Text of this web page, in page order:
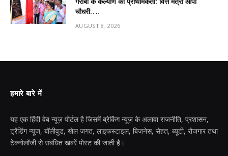
चौधरी….
AUGUST 8, 2026
हमारे बारे में
यह एक हिंदी वेब न्यूज़ पोर्टल है जिसमें ब्रेकिंग न्यूज़ के अलावा राजनीति, प्रशासन,
ट्रेंडिंग न्यूज, बॉलीवुड, खेल जगत, लाइफस्टाइल, बिजनेस, सेहत, ब्यूटी, रोजगार तथा
टेक्नोलॉजी से संबंधित खबरें पोस्ट की जाती है।